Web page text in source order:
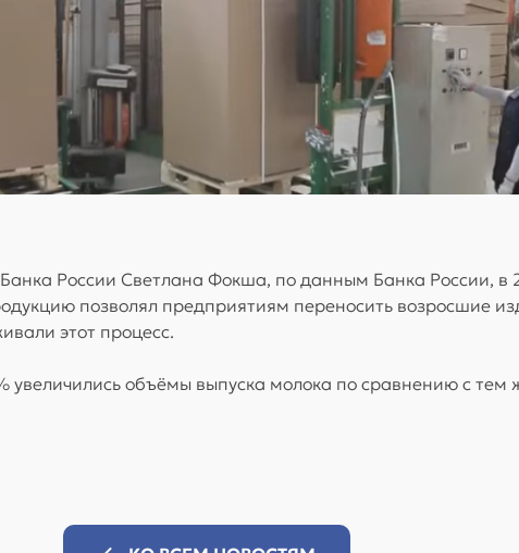
России Светлана Фокша, по данным Банка России, в
позволял предприятиям переносить возросшие
этот процесс.
увеличились объёмы выпуска молока по сравнению с